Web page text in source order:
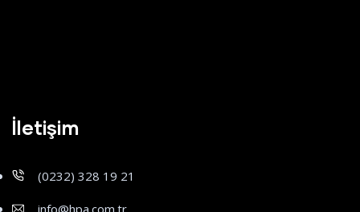
İletişim
(0232) 328 19 21
info@hpa.com.tr